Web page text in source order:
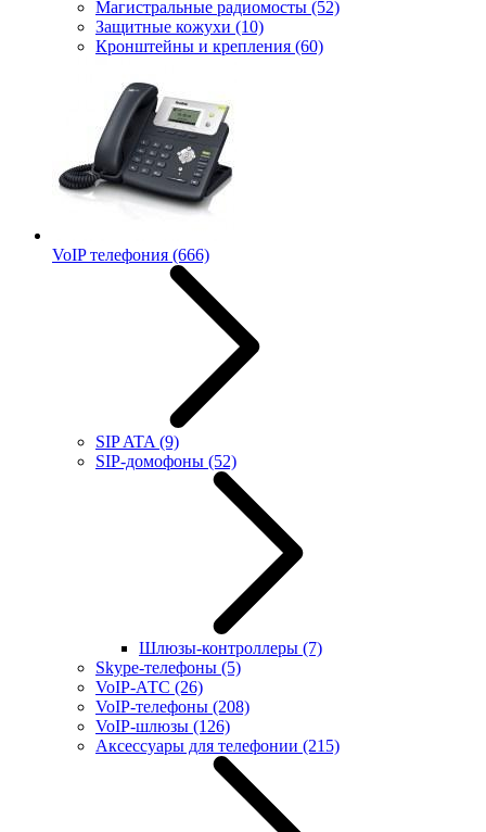
Магистральные радиомосты (52)
Защитные кожухи (10)
Кронштейны и крепления (60)
VoIP телефония (666)
SIP ATA (9)
SIP-домофоны (52)
Шлюзы-контроллеры (7)
Skype-телефоны (5)
VoIP-АТС (26)
VoIP-телефоны (208)
VoIP-шлюзы (126)
Аксессуары для телефонии (215)